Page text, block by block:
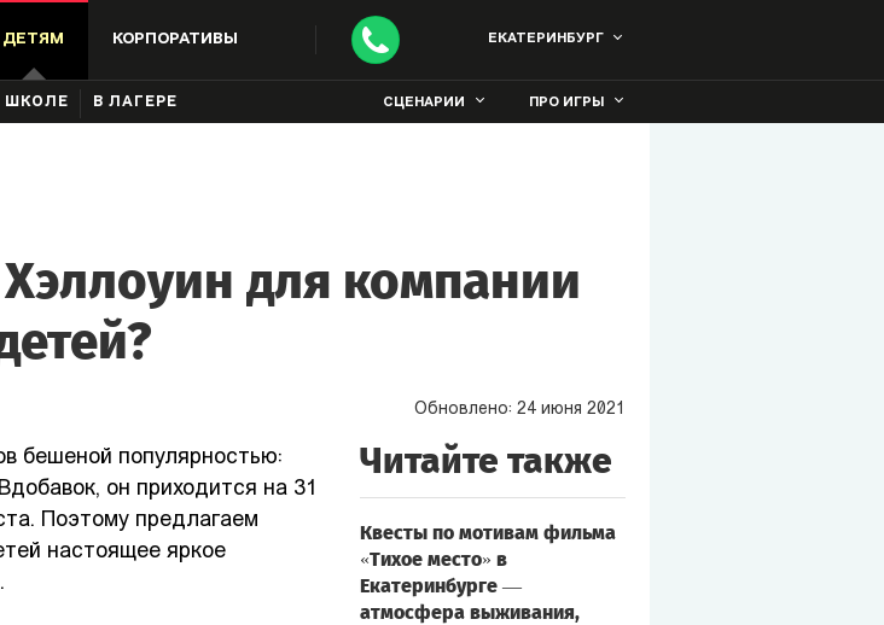
ДЕТЯМ КОРПОРАТИВЫ ЕКАТЕРИНБУРГ
ШКОЛЕ В ЛАГЕРЕ СЦЕНАРИИ ПРО ИГРЫ
для компании
Обновлено: 24 июня 2021
бешеной популярностью:
он приходится на 31
Поэтому предлагаем
настоящее яркое
Читайте также
Квесты по мотивам фильма
«Тихое место» в
Екатеринбурге —
атмосфера выживания,